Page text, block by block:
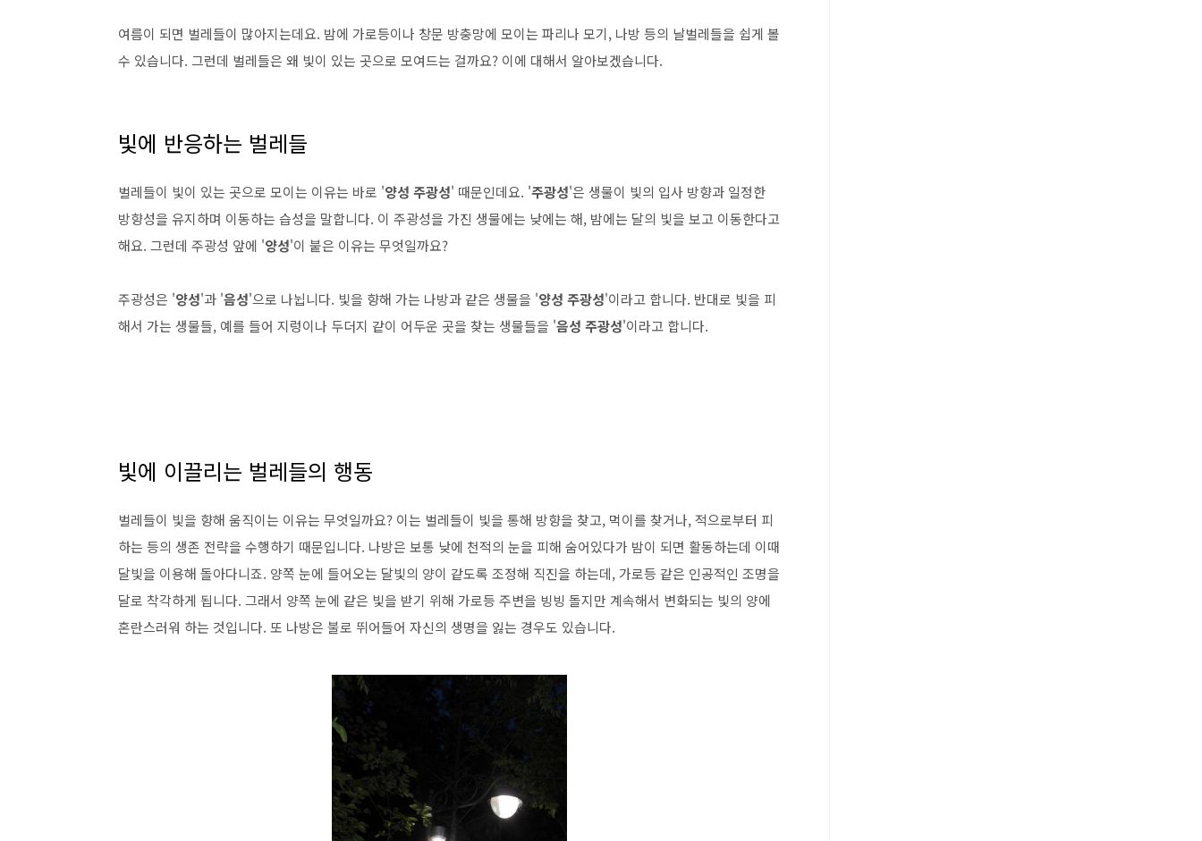
여름이 되면 벌레들이 많아지는데요. 밤에 가로등이나 창문 방충망에 모이는 파리나 모기, 나방 등의 날벌레들을 쉽게 볼
수 있습니다. 그런데 벌레들은 왜 빛이 있는 곳으로 모여드는 걸까요? 이에 대해서 알아보겠습니다.
빛에 반응하는 벌레들
벌레들이 빛이 있는 곳으로 모이는 이유는 바로 '양성 주광성' 때문인데요. '주광성'은 생물이 빛의 입사 방향과 일정한
방향성을 유지하며 이동하는 습성을 말합니다. 이 주광성을 가진 생물에는 낮에는 해, 밤에는 달의 빛을 보고 이동한다고
해요. 그런데 주광성 앞에 '양성'이 붙은 이유는 무엇일까요?
주광성은 '양성'과 '음성'으로 나뉩니다. 빛을 향해 가는 나방과 같은 생물을 '양성 주광성'이라고 합니다. 반대로 빛을 피
해서 가는 생물들, 예를 들어 지렁이나 두더지 같이 어두운 곳을 찾는 생물들을 '음성 주광성'이라고 합니다.
빛에 이끌리는 벌레들의 행동
벌레들이 빛을 향해 움직이는 이유는 무엇일까요? 이는 벌레들이 빛을 통해 방향을 찾고, 먹이를 찾거나, 적으로부터 피
하는 등의 생존 전략을 수행하기 때문입니다. 나방은 보통 낮에 천적의 눈을 피해 숨어있다가 밤이 되면 활동하는데 이때
달빛을 이용해 돌아다니죠. 양쪽 눈에 들어오는 달빛의 양이 같도록 조정해 직진을 하는데, 가로등 같은 인공적인 조명을
달로 착각하게 됩니다. 그래서 양쪽 눈에 같은 빛을 받기 위해 가로등 주변을 빙빙 돌지만 계속해서 변화되는 빛의 양에
혼란스러워 하는 것입니다. 또 나방은 불로 뛰어들어 자신의 생명을 잃는 경우도 있습니다.